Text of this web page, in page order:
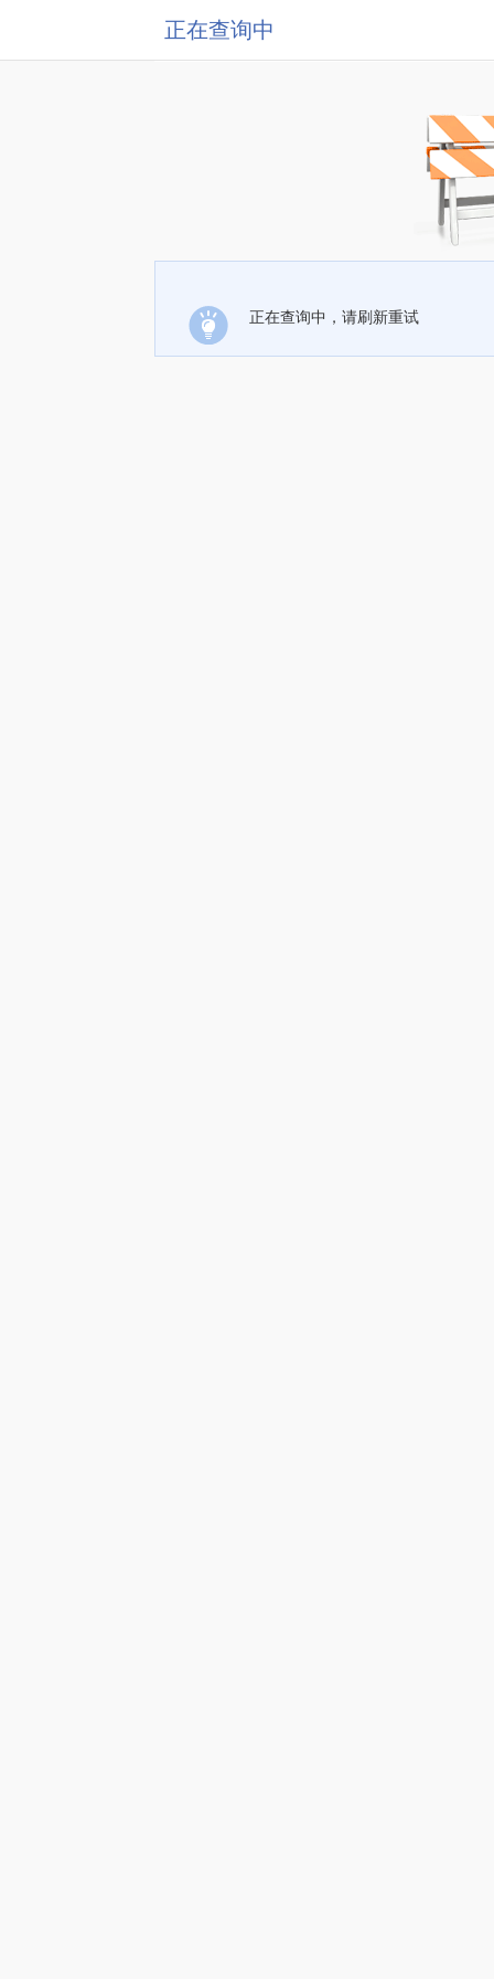
正在查询中
正在查询中，请刷新重试